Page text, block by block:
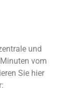
und
vom
Sie hier